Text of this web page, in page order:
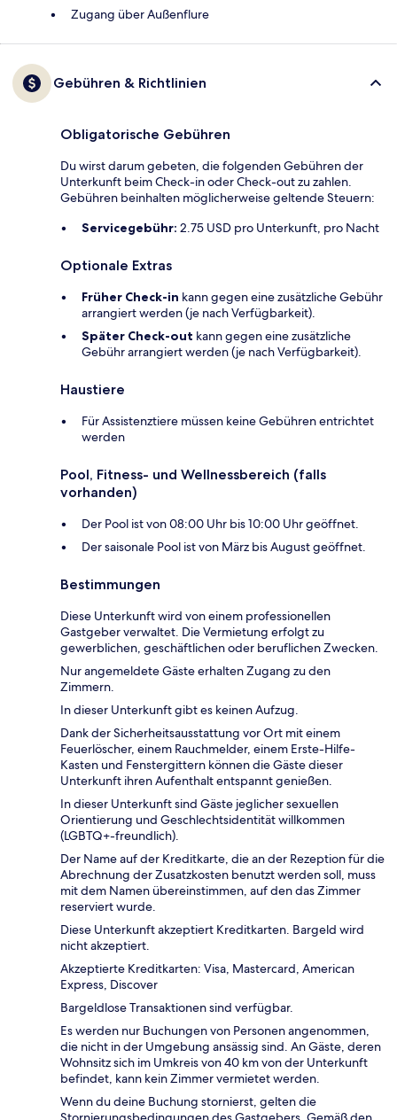
Zugang über Außenflure
Gebühren & Richtlinien
Obligatorische Gebühren
Du wirst darum gebeten, die folgenden Gebühren der
Unterkunft beim Check-in oder Check-out zu zahlen.
Gebühren beinhalten möglicherweise geltende Steuern:
Servicegebühr: 2.75 USD pro Unterkunft, pro Nacht
Optionale Extras
Früher Check-in kann gegen eine zusätzliche Gebühr
arrangiert werden (je nach Verfügbarkeit).
Später Check-out kann gegen eine zusätzliche
Gebühr arrangiert werden (je nach Verfügbarkeit).
Haustiere
Für Assistenztiere müssen keine Gebühren entrichtet
werden
Pool, Fitness- und Wellnessbereich (falls
vorhanden)
Der Pool ist von 08:00 Uhr bis 10:00 Uhr geöffnet.
Der saisonale Pool ist von März bis August geöffnet.
Bestimmungen
Diese Unterkunft wird von einem professionellen
Gastgeber verwaltet. Die Vermietung erfolgt zu
gewerblichen, geschäftlichen oder beruflichen Zwecken.
Nur angemeldete Gäste erhalten Zugang zu den
Zimmern.
In dieser Unterkunft gibt es keinen Aufzug.
Dank der Sicherheitsausstattung vor Ort mit einem
Feuerlöscher, einem Rauchmelder, einem Erste-Hilfe-
Kasten und Fenstergittern können die Gäste dieser
Unterkunft ihren Aufenthalt entspannt genießen.
In dieser Unterkunft sind Gäste jeglicher sexuellen
Orientierung und Geschlechtsidentität willkommen
(LGBTQ+-freundlich).
Der Name auf der Kreditkarte, die an der Rezeption für die
Abrechnung der Zusatzkosten benutzt werden soll, muss
mit dem Namen übereinstimmen, auf den das Zimmer
reserviert wurde.
Diese Unterkunft akzeptiert Kreditkarten. Bargeld wird
nicht akzeptiert.
Akzeptierte Kreditkarten: Visa, Mastercard, American
Express, Discover
Bargeldlose Transaktionen sind verfügbar.
Es werden nur Buchungen von Personen angenommen,
die nicht in der Umgebung ansässig sind. An Gäste, deren
Wohnsitz sich im Umkreis von 40 km von der Unterkunft
befindet, kann kein Zimmer vermietet werden.
Wenn du deine Buchung stornierst, gelten die